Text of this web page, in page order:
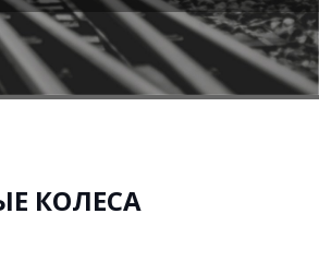
КОЛЕСА